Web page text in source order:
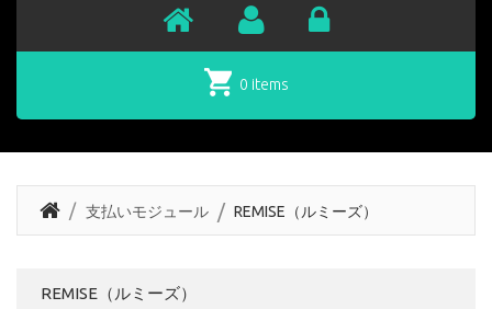
0 items
支払いモジュール REMISE（ルミーズ）
REMISE（ルミーズ）